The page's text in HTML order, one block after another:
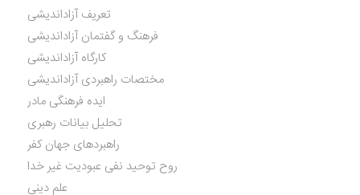
تعریف آزاداندیشی
فرهنگ و گفتمان آزاداندیشی
کارگاه آزاداندیشی
مختصات راهبردی آزاداندیشی
ایده فرهنگی مادر
تحلیل بیانات رهبری
راهبردهای جهان کفر
روح توحید نفی عبودیت غیر خدا
علم دینی